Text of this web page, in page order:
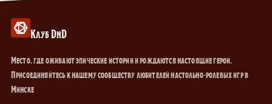
Клуб DnD
Место, где оживают эпические истории и рождаются настоящие герои.
Присоединяйтесь к нашему сообществу любителей настольно-ролевых игр в
Минске